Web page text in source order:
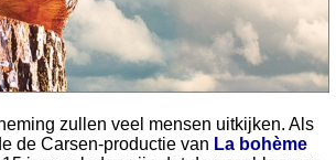
zullen veel mensen uitkijken. Als
de Carsen-productie van La bohème